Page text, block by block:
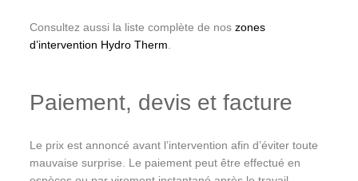
Consultez aussi la liste complète de noszones
d’intervention Hydro Therm
Paiement, devis et facture
Le prix est annoncé avant l’intervention afin d’éviter toute
mauvaise surprise. Le paiement peut être effectué en